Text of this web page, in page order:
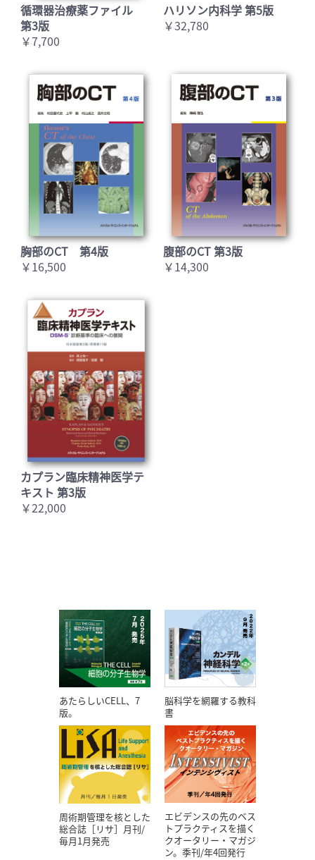
循環器治療薬ファイル
第3版
￥7,700
ハリソン内科学 第5版
￥32,780
胸部のCT 第4版
￥16,500
腹部のCT 第3版
￥14,300
カプラン臨床精神医学テ
キスト 第3版
￥22,000
あたらしいCELL、7
版。
脳科学を網羅する教科
書
周術期管理を核とした
総合誌［リサ］月刊/
毎月1月発売
エビデンスの先のベス
トプラクティスを描く
クオータリー・マガジ
ン。季刊/年4回発行